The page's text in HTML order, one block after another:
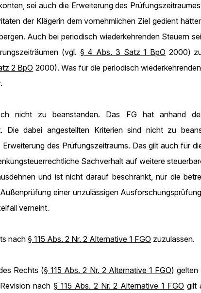
sei auch die Erweiterung des
der Klägerin dem vornehmlichen Ziel gedient
Auch bei periodisch wiederkehrenden Steuern
(vgl. § 4 Abs. 3 Satz 1 BpO 2000)
2 BpO 2000). Was für die periodisch
nicht zu beanstanden. Das FG hat anhand
Die dabei angestellten Kriterien sind nicht zu
des Prüfungszeitraums. Das gilt auch für
Sachverhalt auf weitere
und ist nicht darauf beschränkt, nur die
einer unzulässigen
verneint.
nach § 115 Abs. 2 Nr. 2 Alternative 1 FGO zuzulassen.
Rechts (§ 115 Abs. 2 Nr. 2 Alternative 1 FGO) gelten
nach § 115 Abs. 2 Nr. 2 Alternative 1 FGO gilt